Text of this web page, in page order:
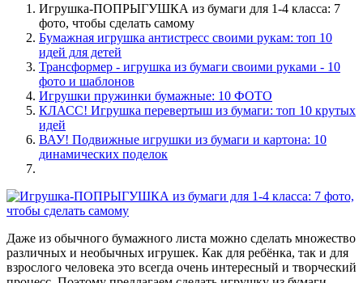
Игрушка-ПОПРЫГУШКА из бумаги для 1-4 класса: 7
фото, чтобы сделать самому
Бумажная игрушка антистресс своими рукам: топ 10
идей для детей
Трансформер - игрушка из бумаги своими руками - 10
фото и шаблонов
Игрушки пружинки бумажные: 10 ФОТО
КЛАСС! Игрушка перевертыш из бумаги: топ 10 крутых
идей
ВАУ! Подвижные игрушки из бумаги и картона: 10
динамических поделок
Даже из обычного бумажного листа можно сделать множество
различных и необычных игрушек. Как для ребёнка, так и для
взрослого человека это всегда очень интересный и творческий